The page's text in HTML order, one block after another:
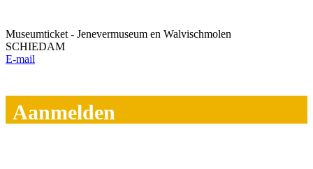
Museumticket - Jenevermuseum en Walvischmolen
SCHIEDAM
E-mail
Aanmelden